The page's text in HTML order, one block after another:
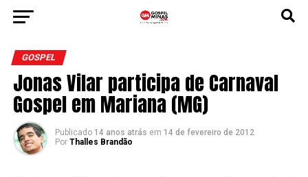
GOSPEL
Jonas Vilar participa de Carnaval
Gospel em Mariana (MG)
Publicado 14 anos atrás em 14 de fevereiro de 2012
Por Thalles Brandão